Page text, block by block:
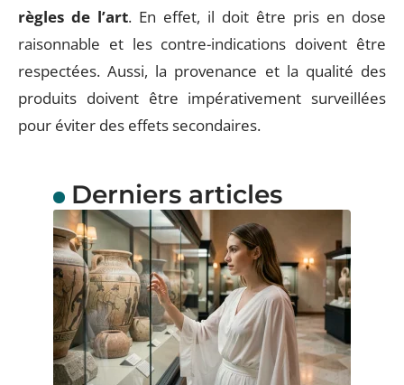
règles de l’art. En effet, il doit être pris en dose
raisonnable et les contre-indications doivent être
respectées. Aussi, la provenance et la qualité des
produits doivent être impérativement surveillées
pour éviter des effets secondaires.
Derniers articles